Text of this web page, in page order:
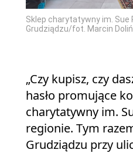
Sklep charytatywny im. Sue
Grudziądzu/fot. Marcin
„Czy kupisz, czy
hasło promujące
charytatywny im.
regionie. Tym
Grudziądzu przy